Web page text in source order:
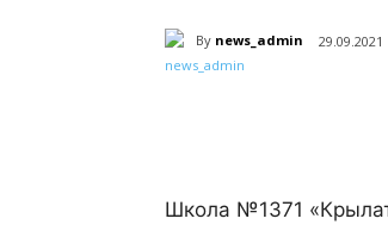
By news_admin 29.09.2021
Школа №1371